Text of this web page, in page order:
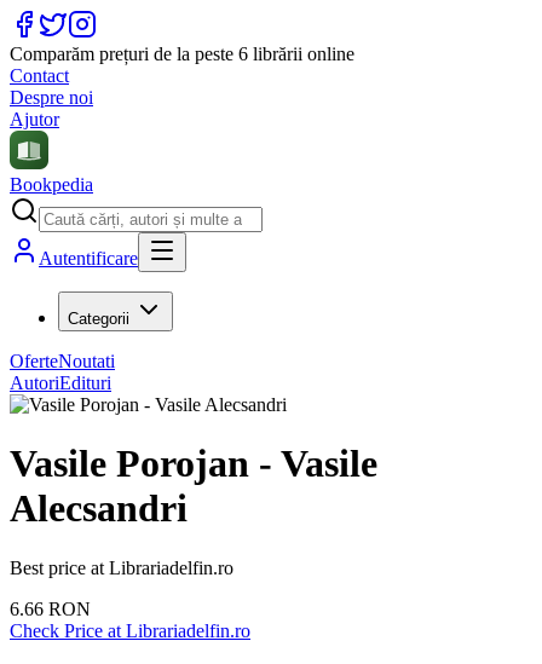
Comparăm prețuri de la peste 6 librării online
Contact
Despre noi
Ajutor
Bookpedia
Autentificare
Categorii
OferteNoutati
AutoriEdituri
Vasile Porojan - Vasile
Alecsandri
Best price at Librariadelfin.ro
6.66 RON
Check Price at Librariadelfin.ro